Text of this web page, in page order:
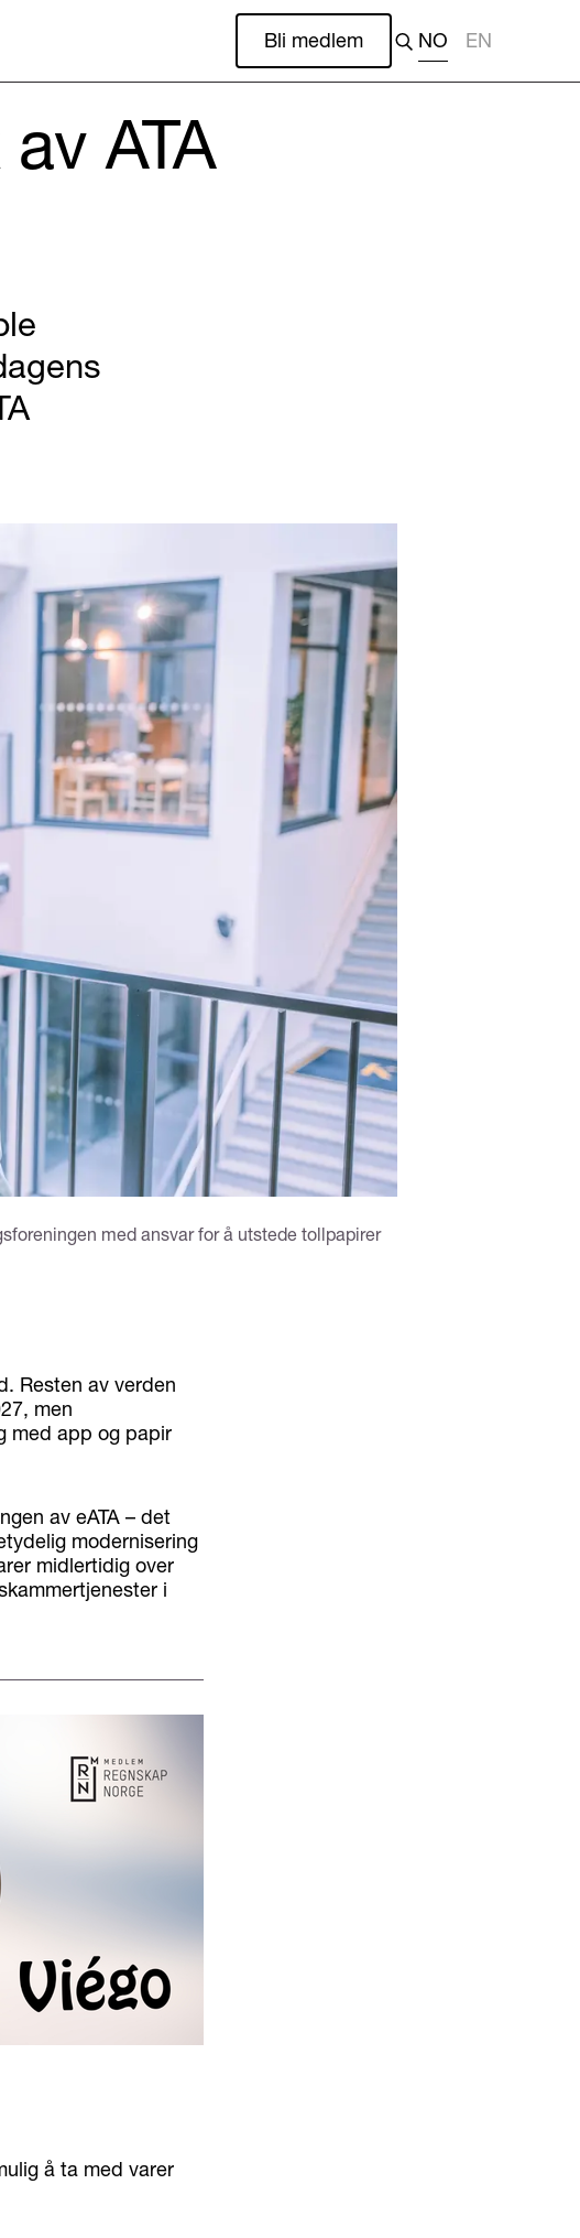
Bli medlem NO EN
ATA
med ansvar for å utstede tollpapirer
Resten av verden
men
med app og papir
av eATA – det
modernisering
midlertidig over
i
å ta med varer